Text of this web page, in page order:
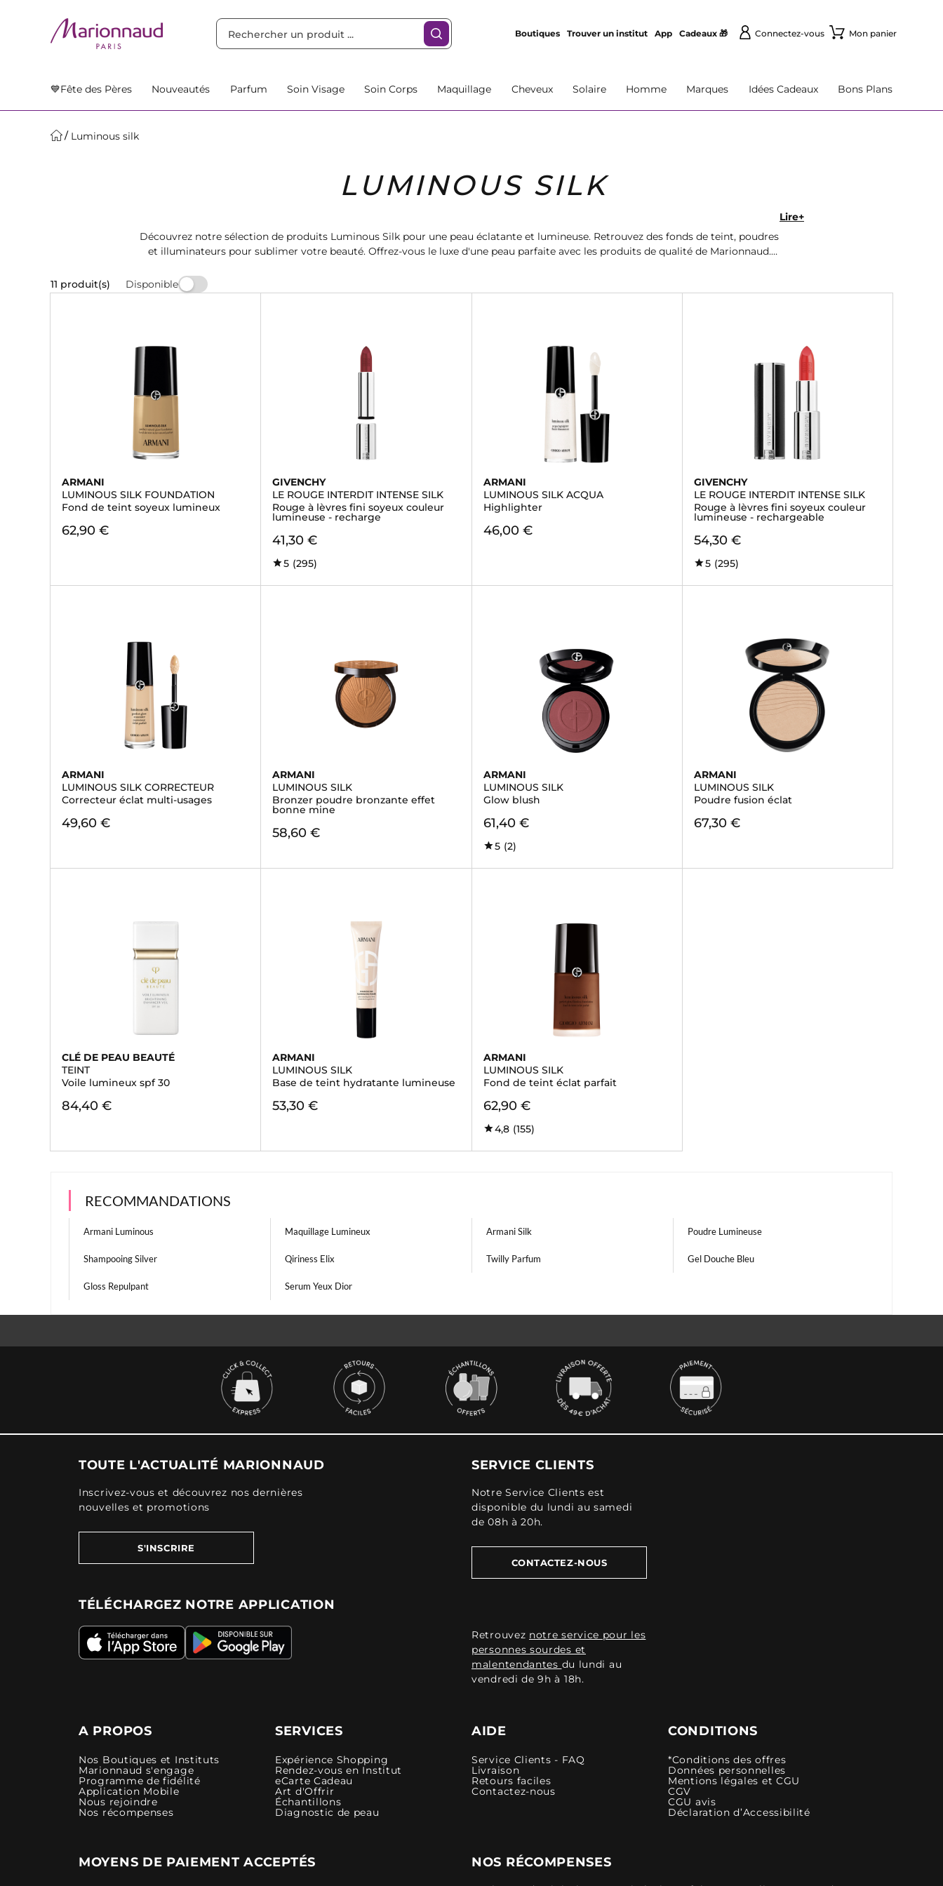
Boutiques Trouver un institut App Cadeaux 🎁 Connectez-vous Mon panier
💙Fête des Pères Nouveautés Parfum Soin Visage Soin Corps Maquillage Cheveux Solaire Homme Marques Idées Cadeaux Bons Plans
Luminous silk
LUMINOUS SILK
Découvrez notre sélection de produits Luminous Silk pour une peau éclatante et lumineuse. Retrouvez des fonds de teint, poudres
et illuminateurs pour sublimer votre beauté. Offrez-vous le luxe d'une peau parfaite avec les produits de qualité de Marionnaud.
Lire+
11 produit(s) Disponible
ARMANI
LUMINOUS SILK FOUNDATION
Fond de teint soyeux lumineux
62,90 €
GIVENCHY
LE ROUGE INTERDIT INTENSE SILK
Rouge à lèvres fini soyeux couleur
lumineuse - recharge
41,30 €
5 (295)
ARMANI
LUMINOUS SILK ACQUA
Highlighter
46,00 €
GIVENCHY
LE ROUGE INTERDIT INTENSE SILK
Rouge à lèvres fini soyeux couleur
lumineuse - rechargeable
54,30 €
5 (295)
ARMANI
LUMINOUS SILK CORRECTEUR
Correcteur éclat multi-usages
49,60 €
ARMANI
LUMINOUS SILK
Bronzer poudre bronzante effet
bonne mine
58,60 €
ARMANI
LUMINOUS SILK
Glow blush
61,40 €
5 (2)
ARMANI
LUMINOUS SILK
Poudre fusion éclat
67,30 €
CLÉ DE PEAU BEAUTÉ
TEINT
Voile lumineux spf 30
84,40 €
ARMANI
LUMINOUS SILK
Base de teint hydratante lumineuse
53,30 €
ARMANI
LUMINOUS SILK
Fond de teint éclat parfait
62,90 €
4,8 (155)
RECOMMANDATIONS
Armani Luminous Maquillage Lumineux Armani Silk Poudre Lumineuse
Shampooing Silver Qiriness Elix Twilly Parfum Gel Douche Bleu
Gloss Repulpant Serum Yeux Dior
TOUTE L'ACTUALITÉ MARIONNAUD
Inscrivez-vous et découvrez nos dernières
nouvelles et promotions
S'INSCRIRE
TÉLÉCHARGEZ NOTRE APPLICATION
SERVICE CLIENTS
Notre Service Clients est
disponible du lundi au samedi
de 08h à 20h.
CONTACTEZ-NOUS
Retrouvez notre service pour les
personnes sourdes et
malentendantes du lundi au
vendredi de 9h à 18h.
A PROPOS
Nos Boutiques et Instituts
Marionnaud s'engage
Programme de fidélité
Application Mobile
Nous rejoindre
Nos récompenses
SERVICES
Expérience Shopping
Rendez-vous en Institut
eCarte Cadeau
Art d'Offrir
Échantillons
Diagnostic de peau
AIDE
Service Clients - FAQ
Livraison
Retours faciles
Contactez-nous
CONDITIONS
*Conditions des offres
Données personnelles
Mentions légales et CGU
CGV
CGU avis
Déclaration d’Accessibilité
MOYENS DE PAIEMENT ACCEPTÉS NOS RÉCOMPENSES